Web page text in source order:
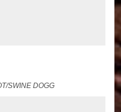
SWINE DOGG